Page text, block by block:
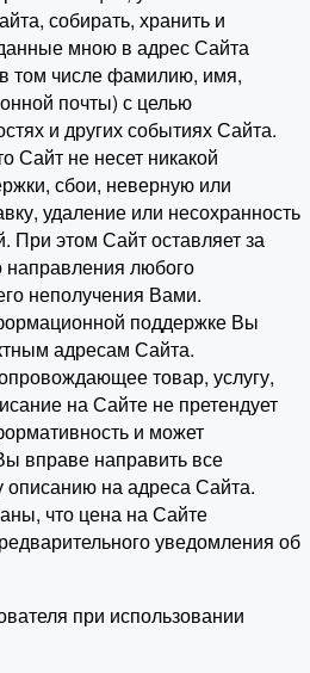
собирать, хранить и
мною в адрес Сайта
том числе фамилию, имя,
почты) с целью
и других событиях Сайта.
Сайт не несет никакой
сбои, неверную или
удаление или несохранность
При этом Сайт оставляет за
направления любого
неполучения Вами.
поддержке Вы
адресам Сайта.
товар, услугу,
на Сайте не претендует
и может
вправе направить все
описанию на адреса Сайта.
что цена на Сайте
уведомления об
при использовании